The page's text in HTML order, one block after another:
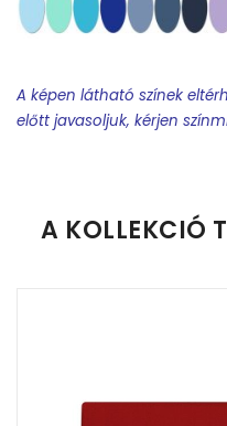
A képen látható színek
előtt javasoljuk, kérjen
A KOLLEKCIÓ